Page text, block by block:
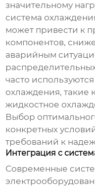
значительному
система
может привести к
компонентов,
аварийным
часто
охлаждения, такие
жидкостное
Выбор
конкретных
требований к
Интеграция с
Современные